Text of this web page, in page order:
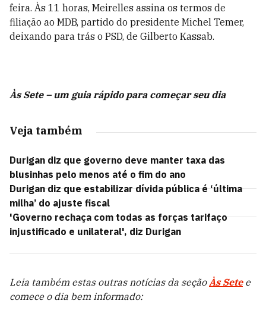
feira. Às 11 horas, Meirelles assina os termos de
filiação ao MDB, partido do presidente Michel Temer,
deixando para trás o PSD, de Gilberto Kassab.
Às Sete – um guia rápido para começar seu dia
Veja também
Durigan diz que governo deve manter taxa das
blusinhas pelo menos até o fim do ano
Durigan diz que estabilizar dívida pública é ‘última
milha’ do ajuste fiscal
'Governo rechaça com todas as forças tarifaço
injustificado e unilateral', diz Durigan
Leia também estas outras notícias da seçãoÀs Setee
comece o dia bem informado: